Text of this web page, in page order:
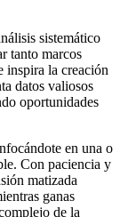
sistemático
tanto marcos
inspira la creación
datos valiosos
oportunidades
en una o
Con paciencia y
matizada
ganas
de la